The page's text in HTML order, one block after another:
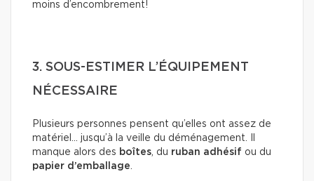
moins d’encombrement!
3. SOUS-ESTIMER L’ÉQUIPEMENT
NÉCESSAIRE
Plusieurs personnes pensent qu’elles ont assez de
matériel… jusqu’à la veille du déménagement. Il
manque alors des boîtes, du ruban adhésif ou du
papier d’emballage.